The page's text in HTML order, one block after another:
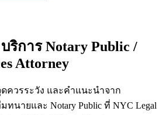
บริการ Notary Public /
Attorney
ควรระวัง และคำแนะนำจาก
นายและ Notary Public ที่ NYC Legal